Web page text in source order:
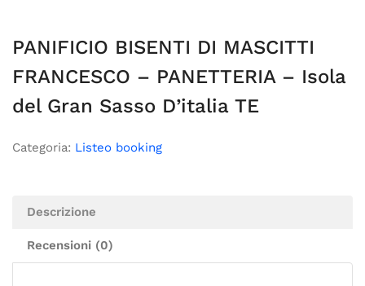
PANIFICIO BISENTI DI MASCITTI
FRANCESCO – PANETTERIA – Isola
del Gran Sasso D’italia TE
Categoria: Listeo booking
Descrizione
Recensioni (0)